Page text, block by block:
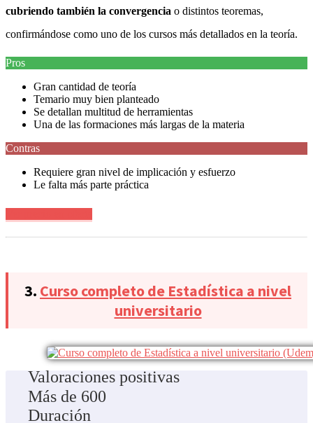
cubriendo también la convergencia o distintos teoremas,
confirmándose como uno de los cursos más detallados en la teoría.
Pros
Gran cantidad de teoría
Temario muy bien planteado
Se detallan multitud de herramientas
Una de las formaciones más largas de la materia
Contras
Requiere gran nivel de implicación y esfuerzo
Le falta más parte práctica
3. Curso completo de Estadística a nivel
universitario
Valoraciones positivas
Más de 600
Duración